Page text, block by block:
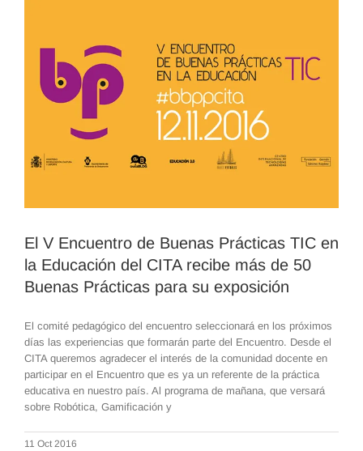
El V Encuentro de Buenas Prácticas TIC en
la Educación del CITA recibe más de 50
Buenas Prácticas para su exposición
El comité pedagógico del encuentro seleccionará en los próximos
días las experiencias que formarán parte del Encuentro. Desde el
CITA queremos agradecer el interés de la comunidad docente en
participar en el Encuentro que es ya un referente de la práctica
educativa en nuestro país. Al programa de mañana, que versará
sobre Robótica, Gamificación y
11 Oct 2016